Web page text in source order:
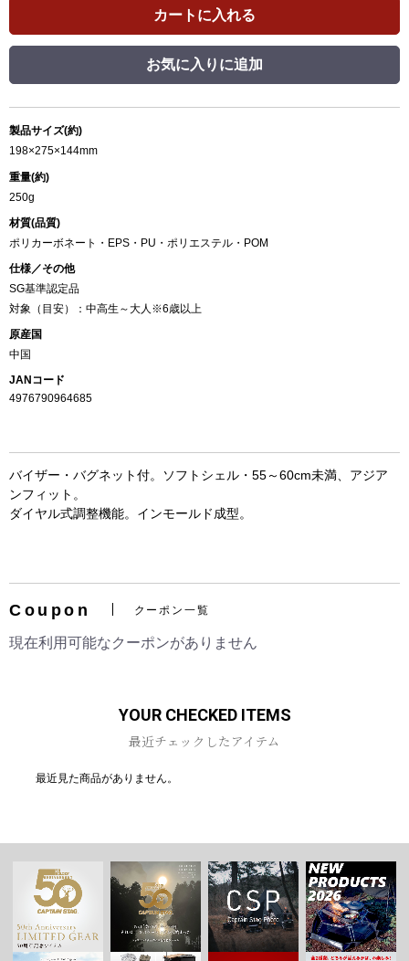
カートに入れる
お買い物を続ける カートへ進む
お気に入りに追加
製品サイズ(約)
198×275×144mm
重量(約)
250g
材質(品質)
ポリカーボネート・EPS・PU・ポリエステル・POM
仕様／その他
SG基準認定品
対象（目安）：中高生～大人※6歳以上
原産国
中国
JANコード
4976790964685
バイザー・バグネット付。ソフトシェル・55～60cm未満、アジア
ンフィット。
ダイヤル式調整機能。インモールド成型。
Coupon クーポン一覧
現在利用可能なクーポンがありません
YOUR CHECKED ITEMS
最近チェックしたアイテム
最近見た商品がありません。